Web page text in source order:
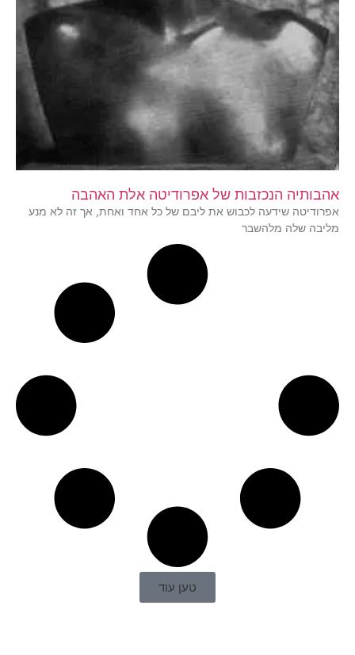
אהבותיה הנכזבות של אפרודיטה אלת האהבה
אפרודיטה שידעה לכבוש את ליבם של כל אחד ואחת, אך זה לא מנע
מליבה שלה מלהשבר
טען עוד